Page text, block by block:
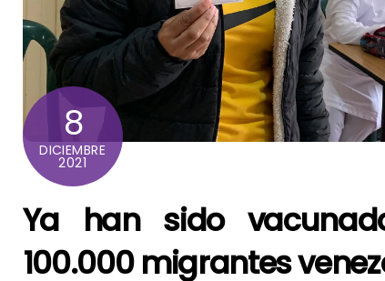
8
DICIEMBRE
2021
Ya han sido
100.000 migrantes